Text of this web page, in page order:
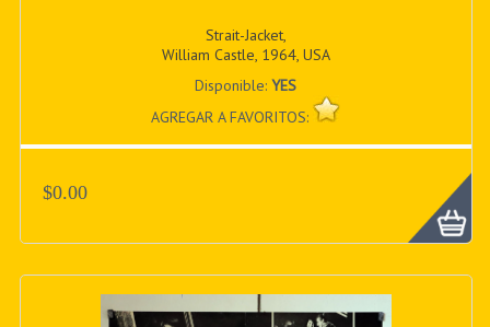
Strait-Jacket,
William Castle, 1964, USA
Disponible:YES
AGREGAR A FAVORITOS:
$0.00